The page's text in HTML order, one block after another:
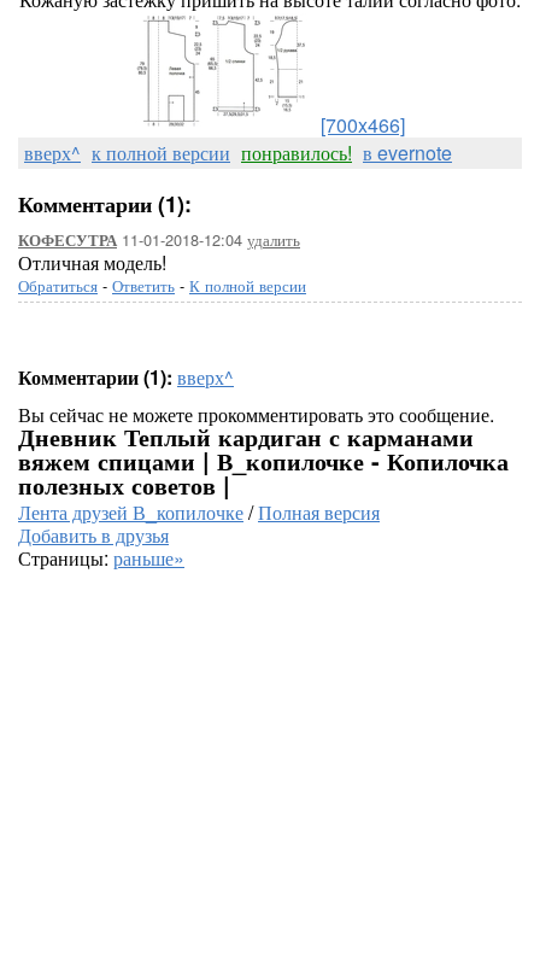
[700x466]
вверх^ к полной версии понравилось! в evernote
Комментарии (1):
КОФЕСУТРА 11-01-2018-12:04 удалить
Отличная модель!
Обратиться - Ответить - К полной версии
Комментарии (1): вверх^
Вы сейчас не можете прокомментировать это сообщение.
Дневник Теплый кардиган с карманами
вяжем спицами | В_копилочке - Копилочка
полезных советов |
Лента друзей В_копилочке/Полная версия
Добавить в друзья
Страницы: раньше»